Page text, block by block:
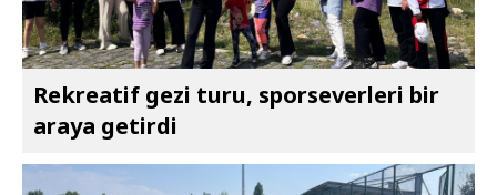
Rekreatif gezi turu, sporseverleri bir
araya getirdi